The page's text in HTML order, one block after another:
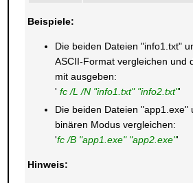
Beispiele:
Die beiden Dateien "info1.txt"
ASCII-Format vergleichen und
mit ausgeben:
' fc /L /N "info1.txt" "info2.txt"'
Die beiden Dateien "app1.exe"
binären Modus vergleichen:
'fc /B "app1.exe" "app2.exe"'
Hinweis: